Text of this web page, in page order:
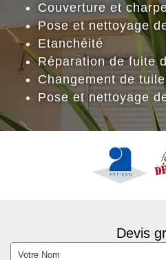
Couverture et
Pose et nettoyage
Etanchéité
Réparation de fuite
Changement de tuile
Pose et nettoyage
Devis